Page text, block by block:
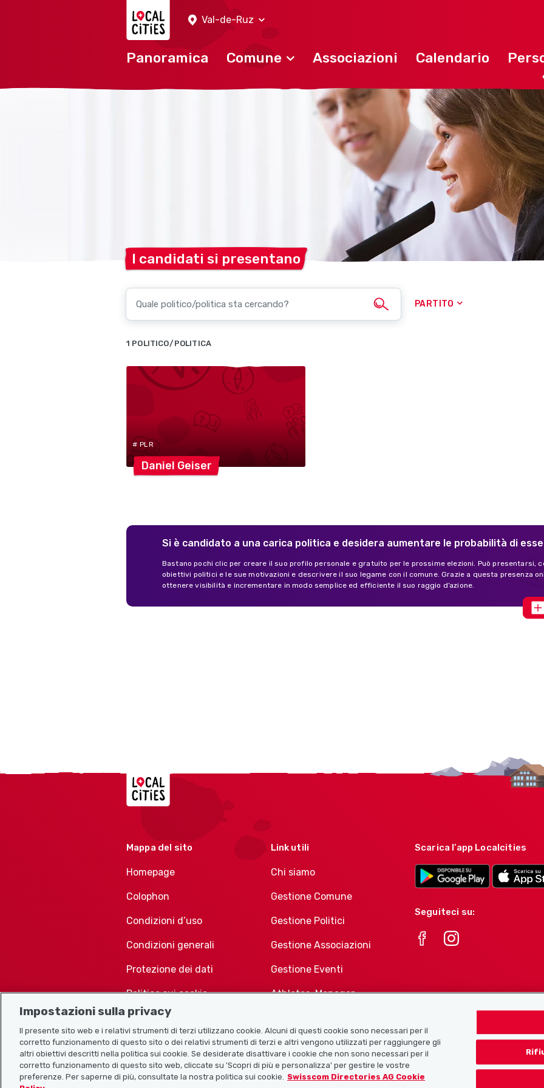
Val-de-Ruz
Panoramica Comune Associazioni Calendario
I candidati si presentano
PARTITO
1 POLITICO/POLITICA
# PLR
Daniel Geiser
Si è candidato a una carica politica e desidera aumentare le probabilità di
Bastano pochi clic per creare il suo profilo personale e gratuito per le prossime elezioni. Può presentarsi,
obiettivi politici e le sue motivazioni e descrivere il suo legame con il comune. Grazie a questa presenza
ottenere visibilità e incrementare in modo semplice ed efficiente il suo raggio d’azione.
Localcities
Mappa del sito
Homepage
Colophon
Condizioni d’uso
Condizioni generali
Protezione dei dati
Politica sui cookie
Link utili
Chi siamo
Gestione Comune
Gestione Politici
Gestione Associazioni
Gestione Eventi
Athletes-Manager
Associazioni
Scarica l’app Localcities
Seguiteci su:
Impostazioni sulla privacy
Il presente sito web e i relativi strumenti di terzi utilizzano cookie. Alcuni di questi cookie sono necessari per il
corretto funzionamento di questo sito o dei relativi strumenti di terzi e altri vengono utilizzati per raggiungere gli
altri obiettivi descritti nella politica sui cookie. Se desiderate disattivare i cookie che non sono necessari per il
corretto funzionamento di questo sito web, cliccate su 'Scopri di più e personalizza' per gestire le vostre
preferenze. Per saperne di più, consultate la nostra politica sui cookie. Swisscom Directories AG Cookie